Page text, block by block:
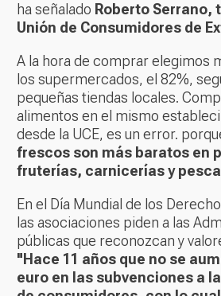
ha señalado Roberto Serrano,
Unión de Consumidores de
A la hora de comprar elegimos
los supermercados, el 82%,
pequeñas tiendas locales.
alimentos en el mismo
desde la UCE, es un error.
frescos son más baratos en
fruterías, carnicerías y
En el Día Mundial de los
las asociaciones piden a las
públicas que reconozcan y
"Hace 11 años que no se
euro en las subvenciones a